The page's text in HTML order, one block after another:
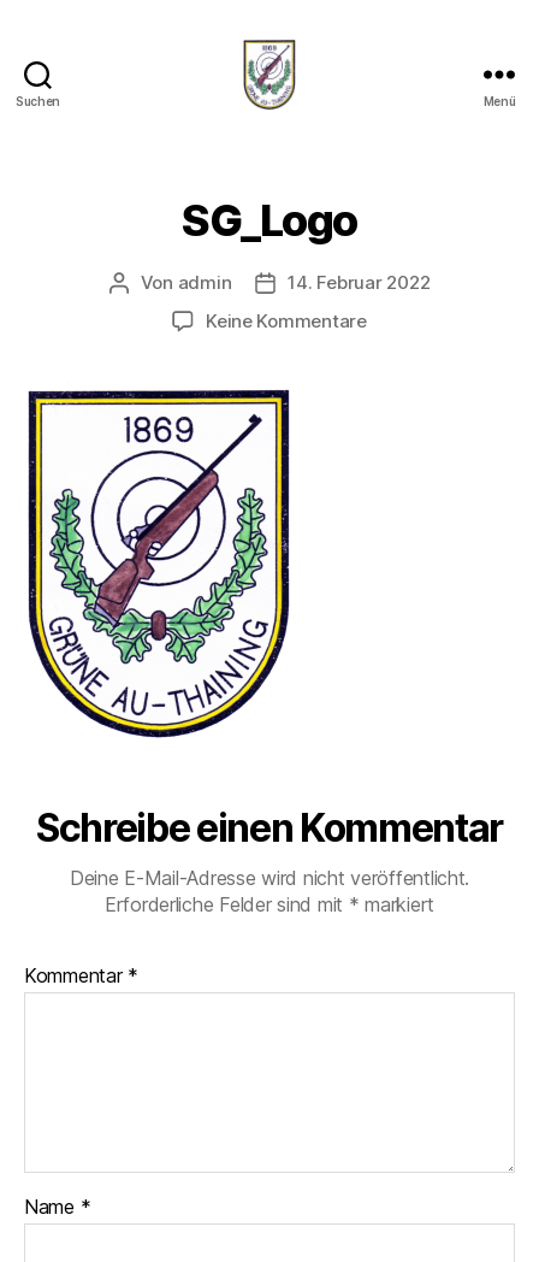
Suchen Menü
SG_Logo
Beitragsautor
Von admin Veröffentlichungsdatum
14. Februar 2022
Keine Kommentarezu
Schreibe einen Kommentar
Deine E-Mail-Adresse wird nicht veröffentlicht.
Erforderliche Felder sind mit * markiert
Kommentar *
Name *